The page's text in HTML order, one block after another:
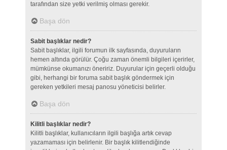
tarafından size yetki verilmiş olması gerekir.
Başa dön
Sabit başlıklar nedir?
Sabit başlıklar, ilgili forumun ilk sayfasında, duyuruların
hemen altında görülür. Çoğu zaman önemli bilgileri içerirler,
mümkünse okumanızı öneririz. Duyurular için geçerli olduğu
gibi, herhangi bir foruma sabit başlık göndermek için
gereken yetkileri mesaj panosu yöneticisi belirler.
Başa dön
Kilitli başlıklar nedir?
Kilitli başlıklar, kullanıcıların ilgili başlığa artık cevap
yazamaması için belirlenir. Bir başlık kilitlendiğinde